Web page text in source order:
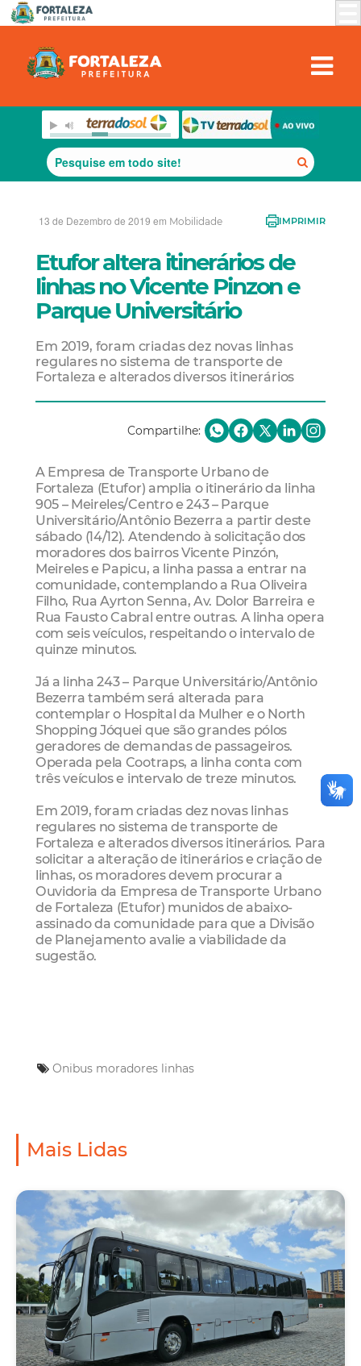
13 de Dezembro de 2019 em Mobilidade IMPRIMIR
Etufor altera itinerários de
linhas no Vicente Pinzon e
Parque Universitário
Em 2019, foram criadas dez novas linhas
regulares no sistema de transporte de
Fortaleza e alterados diversos itinerários
Compartilhe:
A Empresa de Transporte Urbano de
Fortaleza (Etufor) amplia o itinerário da linha
905 – Meireles/Centro e 243 – Parque
Universitário/Antônio Bezerra a partir deste
sábado (14/12). Atendendo à solicitação dos
moradores dos bairros Vicente Pinzón,
Meireles e Papicu, a linha passa a entrar na
comunidade, contemplando a Rua Oliveira
Filho, Rua Ayrton Senna, Av. Dolor Barreira e
Rua Fausto Cabral entre outras. A linha opera
com seis veículos, respeitando o intervalo de
quinze minutos.
Já a linha 243 – Parque Universitário/Antônio
Bezerra também será alterada para
contemplar o Hospital da Mulher e o North
Shopping Jóquei que são grandes pólos
geradores de demandas de passageiros.
Operada pela Cootraps, a linha conta com
três veículos e intervalo de treze minutos.
Em 2019, foram criadas dez novas linhas
regulares no sistema de transporte de
Fortaleza e alterados diversos itinerários. Para
solicitar a alteração de itinerários e criação de
linhas, os moradores devem procurar a
Ouvidoria da Empresa de Transporte Urbano
de Fortaleza (Etufor) munidos de abaixo-
assinado da comunidade para que a Divisão
de Planejamento avalie a viabilidade da
sugestão.
Onibus moradores linhas
Mais Lidas